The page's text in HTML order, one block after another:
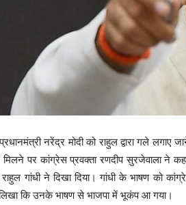
नरेंद्र मोदी को राहुल द्वारा गले लगाए
मिलने पर कांग्रेस प्रवक्ता रणदीप सुरजेवाला ने
गांधी ने दिखा दिया। गांधी के भाषण को
कि उनके भाषण से भाजपा में भूकंप आ गया।